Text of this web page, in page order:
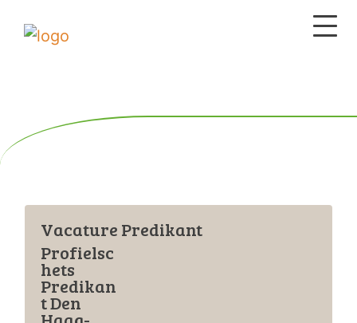
Vacature Predikant
Profielsc
hets
Predikan
t Den